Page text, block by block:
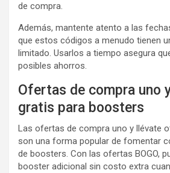
de compra.
Además, mantente atento a las
que estos códigos a menudo tienen
limitado. Usarlos a tiempo asegura
posibles ahorros.
Ofertas de compra uno
gratis para boosters
Las ofertas de compra uno y llévate
son una forma popular de fomentar
de boosters. Con las ofertas BOGO,
booster adicional sin costo extra